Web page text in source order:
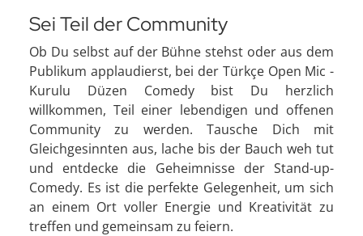
Sei Teil der Community
Ob Du selbst auf der Bühne stehst oder aus dem
Publikum applaudierst, bei der Türkçe Open Mic -
Kurulu Düzen Comedy bist Du herzlich
willkommen, Teil einer lebendigen und offenen
Community zu werden. Tausche Dich mit
Gleichgesinnten aus, lache bis der Bauch weh tut
und entdecke die Geheimnisse der Stand-up-
Comedy. Es ist die perfekte Gelegenheit, um sich
an einem Ort voller Energie und Kreativität zu
treffen und gemeinsam zu feiern.